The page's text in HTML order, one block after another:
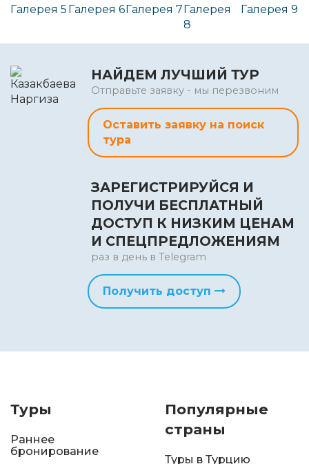
НАЙДЕМ ЛУЧШИЙ ТУР
Отправьте заявку - мы перезвоним
Оставить заявку на поиск
тура
ЗАРЕГИСТРИРУЙСЯ И
ПОЛУЧИ БЕСПЛАТНЫЙ
ДОСТУП К НИЗКИМ ЦЕНАМ
И СПЕЦПРЕДЛОЖЕНИЯМ
раз в день в Telegram
Получить доступ
Туры
Раннее
бронирование
Популярные
страны
Туры в Турцию